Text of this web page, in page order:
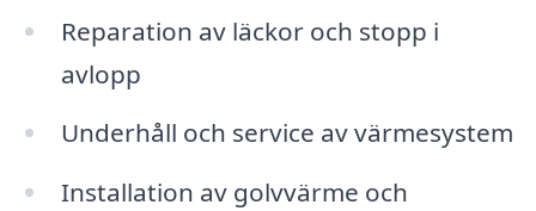
Reparation av läckor och stopp i
avlopp
Underhåll och service av värmesystem
Installation av golvvärme och